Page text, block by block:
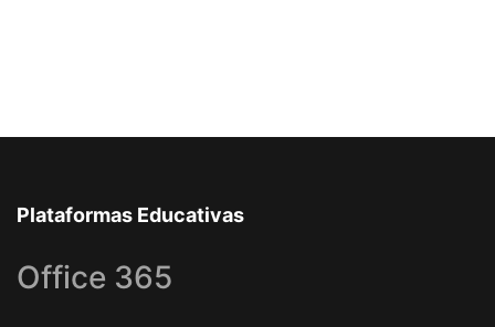
Plataformas Educativas
Office 365